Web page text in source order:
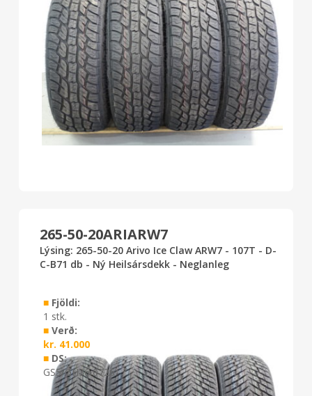
Lýsing: 265-50-20 Arivo Ice Claw ARW7 - 107T - D-
C-B71 db - Ný Heilsársdekk - Neglanleg
■Fjöldi:
1 stk.
■Verð:
kr. 41.000
■DS:
GS5/GH36 0726
265-50-20ARIARW7